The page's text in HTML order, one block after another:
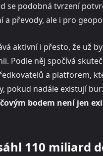
se podobná tvrzení
a převody, ale i pro
aktivní i přesto, že už
Podle něj spočívá
a platforem,
pokud nadále existují
bodem není jen
110 miliard